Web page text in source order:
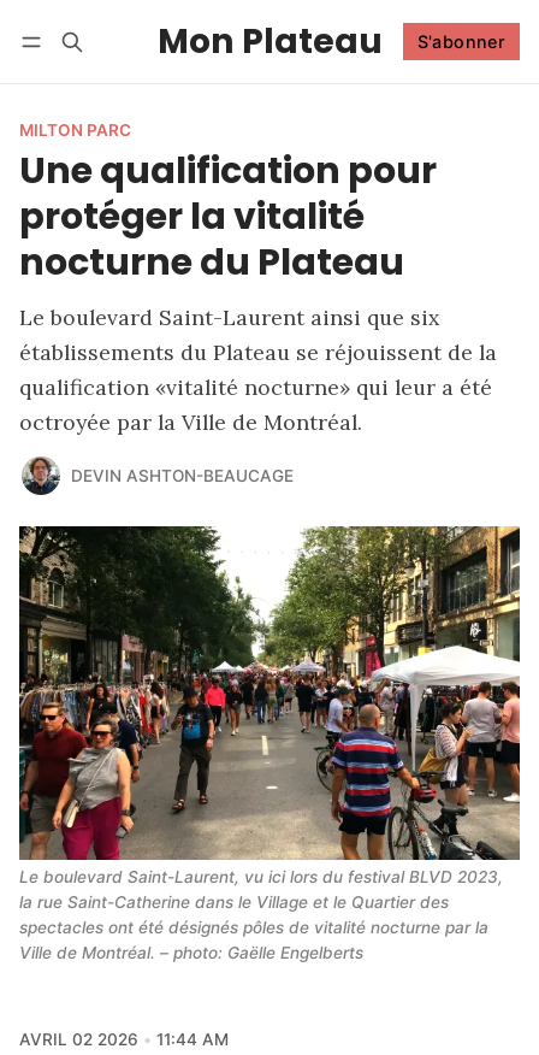
Mon Plateau S'abonner
MILTON PARC
Une qualification pour
protéger la vitalité
nocturne du Plateau
Le boulevard Saint-Laurent ainsi que six
établissements du Plateau se réjouissent de la
qualification «vitalité nocturne» qui leur a été
octroyée par la Ville de Montréal.
DEVIN ASHTON-BEAUCAGE
Le boulevard Saint-Laurent, vu ici lors du festival BLVD 2023,
la rue Saint-Catherine dans le Village et le Quartier des
spectacles ont été désignés pôles de vitalité nocturne par la
Ville de Montréal. – photo: Gaëlle Engelberts
AVRIL 02 2026
11:44 AM